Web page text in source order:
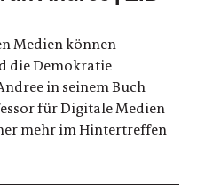
Medien können
die Demokratie
in seinem Buch
für Digitale Medien
mehr im Hintertreffen